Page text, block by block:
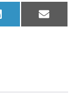
LinkedIn Email